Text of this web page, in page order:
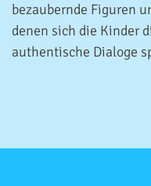
bezaubernde Figuren
denen sich die Kinder
authentische Dialoge